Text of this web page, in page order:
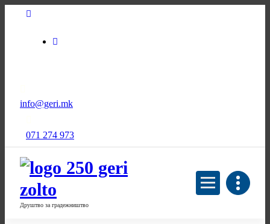
info@geri.mk
071 274 973
Друштво за градежништво